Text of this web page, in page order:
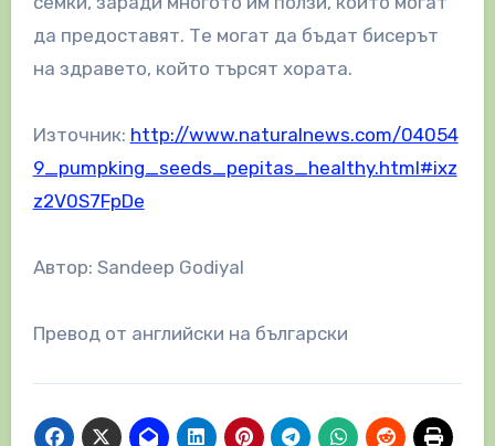
да предоставят. Те могат да бъдат бисерът
на здравето, който търсят хората.
Източник: http://www.naturalnews.com/04054
9_pumpking_seeds_pepitas_healthy.html#ixz
z2V0S7FpDe
Автор: Sandeep Godiyal
Превод от английски на български